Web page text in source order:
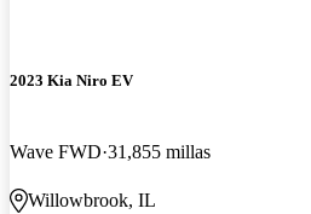
2023 Kia Niro EV
Wave FWD 31,855 millas
Willowbrook, IL